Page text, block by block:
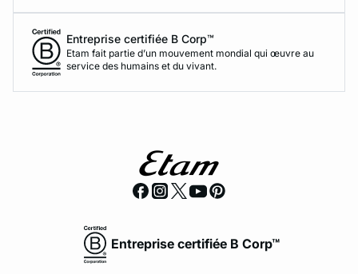
Entreprise certifiée B Corp™
Etam fait partie d’un mouvement mondial qui œuvre au
service des humains et du vivant.
Entreprise certifiée B Corp™